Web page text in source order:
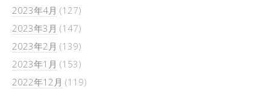
2023年4月 (127)
2023年3月 (147)
2023年2月 (139)
2023年1月 (153)
2022年12月 (119)